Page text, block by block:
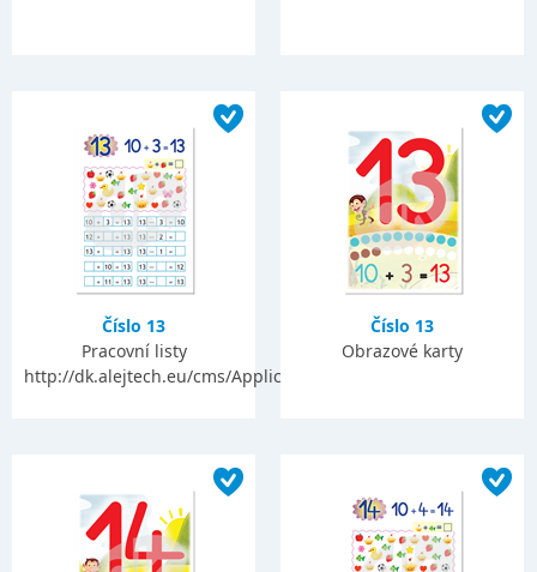
Číslo 13
Pracovní listy
http://dk.alejtech.eu/cms/Application/Applicationform.alej
Číslo 13
Obrazové karty